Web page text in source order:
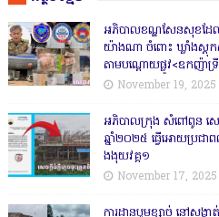
អភិបាលខណ្ឌសែនសុខដែល
យ៉ាងណា ចំពោះ ឃ្លាំងស្តុក
តាមបណ្តោយផ្លូវ<ឧកញ៉ា
November 19, 2025
អភិបាលក្រុង សំពៅពូន សេ
ឆ្នាំ២០២៥ ធ្វើអោយប្រជ
ងងុយវគ្គ១
November 17, 2025
ការដ្ឋានបូមខ្សាច់ នៅសង្